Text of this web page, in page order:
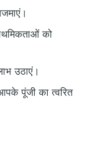
को
उठाएं।
पूंजी का त्वरित